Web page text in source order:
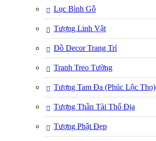
Lục Bình Gỗ
Tượng Linh Vật
Đồ Decor Trang Trí
Tranh Treo Tường
Tượng Tam Đa (Phúc Lộc Thọ)
Tượng Thần Tài Thổ Địa
Tượng Phật Đẹp